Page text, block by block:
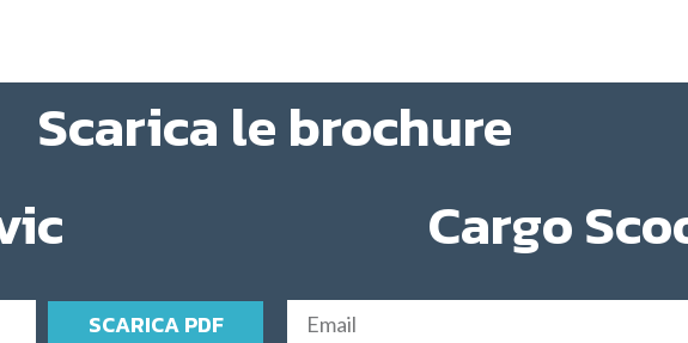
Scarica le brochure
SCARICA PDF
Cargo